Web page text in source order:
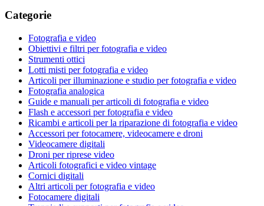
Categorie
Fotografia e video
Obiettivi e filtri per fotografia e video
Strumenti ottici
Lotti misti per fotografia e video
Articoli per illuminazione e studio per fotografia e video
Fotografia analogica
Guide e manuali per articoli di fotografia e video
Flash e accessori per fotografia e video
Ricambi e articoli per la riparazione di fotografia e video
Accessori per fotocamere, videocamere e droni
Videocamere digitali
Droni per riprese video
Articoli fotografici e video vintage
Cornici digitali
Altri articoli per fotografia e video
Fotocamere digitali